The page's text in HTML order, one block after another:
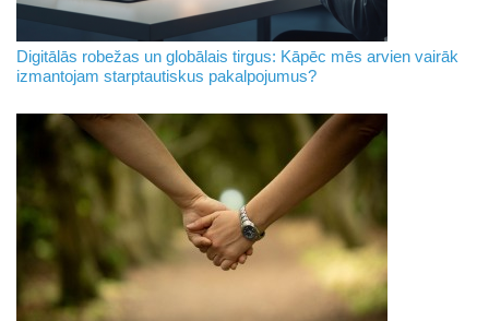
Digitālās robežas un globālais tirgus: Kāpēc mēs arvien vairāk
izmantojam starptautiskus pakalpojumus?